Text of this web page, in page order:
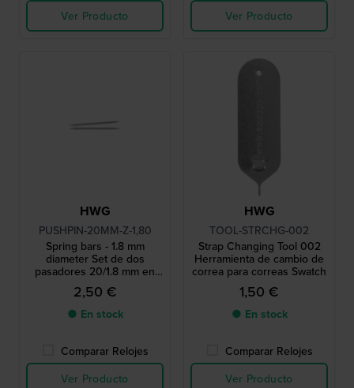
Ver Producto
Ver Producto
HWG
PUSHPIN-20MM-Z-1,80
Spring bars - 1.8 mm
diameter Set de dos
pasadores 20/1.8 mm en
tono plateado
2,50 €
● En stock
Comparar Relojes
Ver Producto
HWG
TOOL-STRCHG-002
Strap Changing Tool 002
Herramienta de cambio de
correa para correas Swatch
1,50 €
● En stock
Comparar Relojes
Ver Producto